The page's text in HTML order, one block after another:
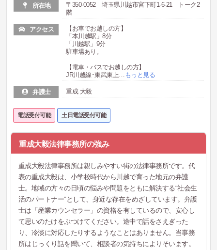
所在地
〒350-0052 埼玉県川越市宮下町1-6-21 トーク2
階
アクセス
【お車でお越しの方】
「本川越駅」8分
「川越駅」9分
駐車場あり。
【電車・バスでお越しの方】
JR川越線･東武東上
もっと見る
弁護士 重成 大毅
電話受付可能 土日電話受付可能
重成大毅法律事務所の強み
重成大毅法律事務所は親しみやすい街の法律事務所です。代
表の重成大毅は、小学校時代から川越で育った地元の弁護
士。地域の方々の日頃の悩みや問題をともに解決する“社会生
活のパートナー”として、身近な存在をめざしています。弁護
士は「産業カウンセラー」の資格を有しているので、安心し
て思いのたけをぶつけてください。途中で話をさえぎった
り、冷淡に対応したりするようなことはありません。当事務
所はじっくり話を聞いて、相談者の気持ちによりそいます。